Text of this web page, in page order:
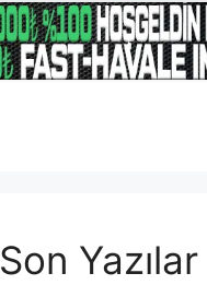
Son Yazılar